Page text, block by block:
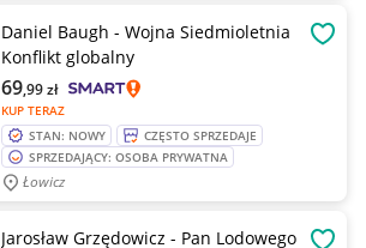
Daniel Baugh - Wojna Siedmioletnia
Konflikt globalny
KUP TERAZ
69,99zł
STAN: NOWY
CZĘSTO SPRZEDAJE
SPRZEDAJĄCY: OSOBA PRYWATNA
Łowicz
Jarosław Grzędowicz - Pan Lodowego